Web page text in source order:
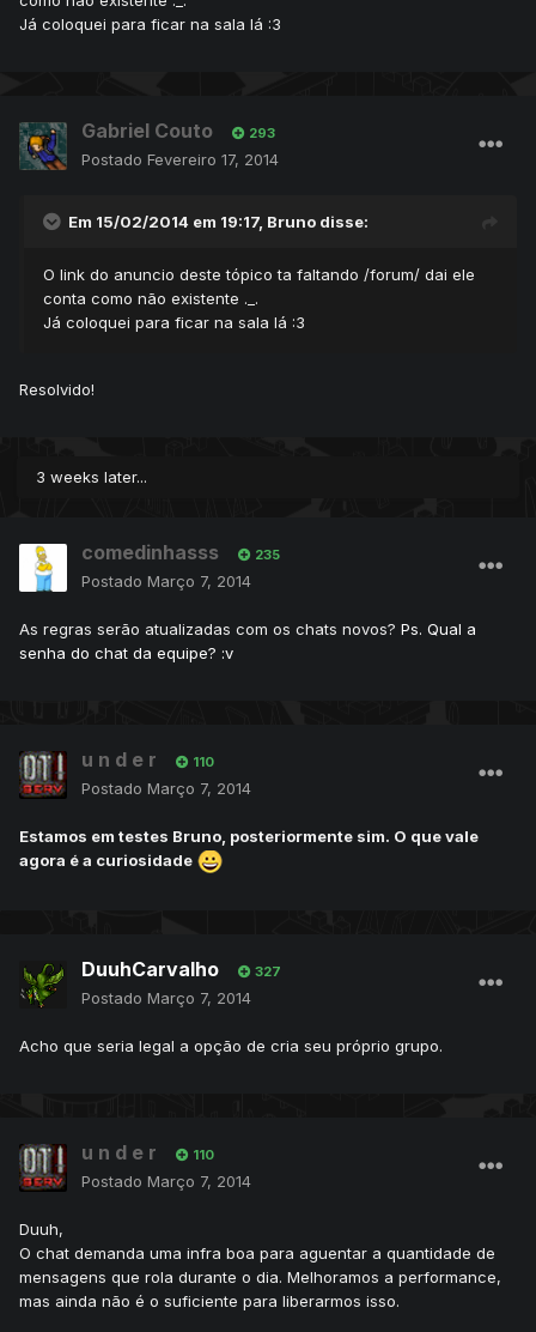
Já coloquei para ficar na sala lá :3
Gabriel Couto 293
Postado Fevereiro 17, 2014
Em 15/02/2014 em 19:17, Bruno disse:
O link do anuncio deste tópico ta faltando /forum/ dai ele
conta como não existente ._.
Já coloquei para ficar na sala lá :3
Resolvido!
3 weeks later...
comedinhasss 235
Postado Março 7, 2014
As regras serão atualizadas com os chats novos? Ps. Qual a
senha do chat da equipe? :v
u n d e r 110
Postado Março 7, 2014
Estamos em testes Bruno, posteriormente sim. O que vale
agora é a curiosidade
DuuhCarvalho 327
Postado Março 7, 2014
Acho que seria legal a opção de cria seu próprio grupo.
u n d e r 110
Postado Março 7, 2014
Duuh,
O chat demanda uma infra boa para aguentar a quantidade de
mensagens que rola durante o dia. Melhoramos a performance,
mas ainda não é o suficiente para liberarmos isso.